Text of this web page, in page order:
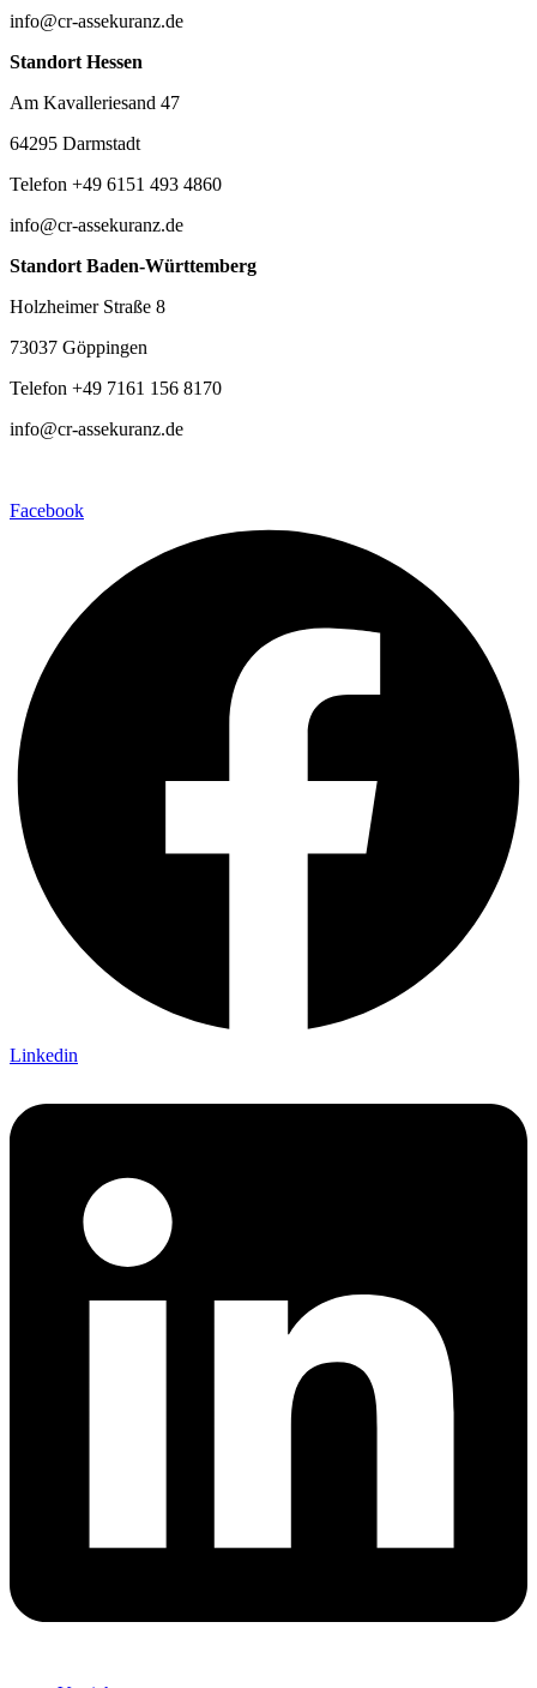
info@cr-assekuranz.de
Standort Hessen
Am Kavalleriesand 47
64295 Darmstadt
Telefon +49 6151 493 4860
info@cr-assekuranz.de
Standort Baden-Württemberg
Holzheimer Straße 8
73037 Göppingen
Telefon +49 7161 156 8170
info@cr-assekuranz.de
Facebook
Linkedin